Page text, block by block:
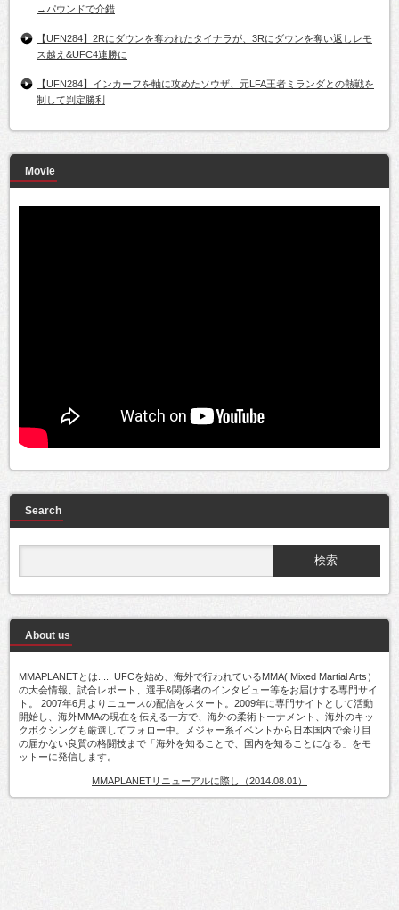
→パウンドで介錯
【UFN284】2Rにダウンを奪われたタイナラが、3Rにダウンを奪い返しレモ
ス越え&UFC4連勝に
【UFN284】インカーフを軸に攻めたソウザ、元LFA王者ミランダとの熱戦を
制して判定勝利
Movie
Search
About us
MMAPLANETとは..... UFCを始め、海外で行われているMMA( Mixed Martial Arts）
の大会情報、試合レポート、選手&関係者のインタビュー等をお届けする専門サイ
ト。 2007年6月よりニュースの配信をスタート。2009年に専門サイトとして活動
開始し、海外MMAの現在を伝える一方で、海外の柔術トーナメント、海外のキッ
クボクシングも厳選してフォロー中。メジャー系イベントから日本国内で余り目
の届かない良質の格闘技まで「海外を知ることで、国内を知ることになる」をモ
ットーに発信します。
MMAPLANETリニューアルに際し（2014.08.01）